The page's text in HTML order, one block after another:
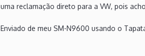
uma reclamação direto para a VW, pois
Enviado de meu SM-N9600 usando o